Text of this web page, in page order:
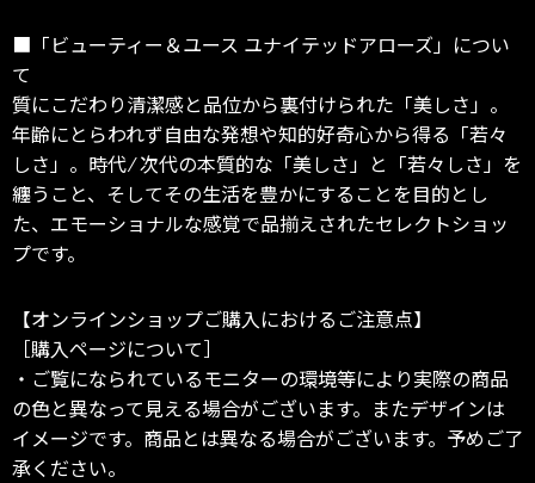
■「ビューティー＆ユース ユナイテッドアローズ」につい
て
質にこだわり清潔感と品位から裏付けられた「美しさ」。
年齢にとらわれず自由な発想や知的好奇心から得る「若々
しさ」。時代 ⁄ 次代の本質的な「美しさ」と「若々しさ」を
纏うこと、そしてその生活を豊かにすることを目的とし
た、エモーショナルな感覚で品揃えされたセレクトショッ
プです。
【オンラインショップご購入におけるご注意点】
［購入ページについて］
・ご覧になられているモニターの環境等により実際の商品
の色と異なって見える場合がございます。またデザインは
イメージです。商品とは異なる場合がございます。予めご了
承ください。